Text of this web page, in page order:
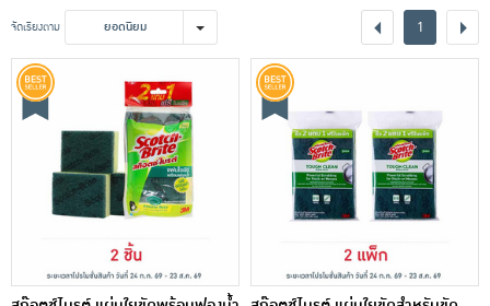
เครื่องดื่มและผงชงดื่ม
เครื่องปรุงรสและของแห้ง
ขนมขบเคี้ยว และช็อคโกแลต
อาหารสด ผัก ผลไม้และเบเกอรี่
พระเครื่อง test pop
จัดเรียงตาม ยอดนิยม 1